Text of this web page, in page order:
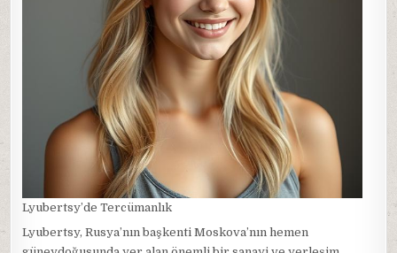
Lyubertsy’de Tercümanlık
Lyubertsy, Rusya’nın başkenti Moskova’nın hemen